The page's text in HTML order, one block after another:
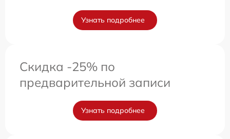
Узнать подробнее
Скидка -25% по
предварительной записи
Узнать подробнее